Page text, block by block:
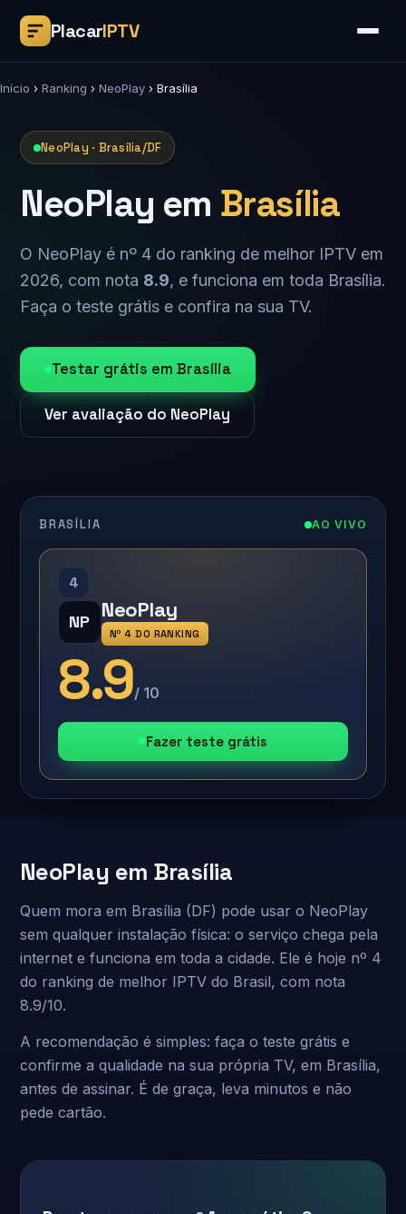
PlacarIPTV
Início › Ranking › NeoPlay › Brasília
NeoPlay · Brasília/DF
NeoPlay em Brasília
O NeoPlay é nº 4 do ranking de melhor IPTV em
2026, com nota 8.9, e funciona em toda Brasília.
Faça o teste grátis e confira na sua TV.
Testar grátis em Brasília
Ver avaliação do NeoPlay
BRASÍLIA AO VIVO
4
NP NeoPlay
Nº 4 DO RANKING
8.9/ 10
Fazer teste grátis
NeoPlay em Brasília
Quem mora em Brasília (DF) pode usar o NeoPlay
sem qualquer instalação física: o serviço chega pela
internet e funciona em toda a cidade. Ele é hoje nº 4
do ranking de melhor IPTV do Brasil, com nota
8.9/10.
A recomendação é simples: faça o teste grátis e
confirme a qualidade na sua própria TV, em Brasília,
antes de assinar. É de graça, leva minutos e não
pede cartão.